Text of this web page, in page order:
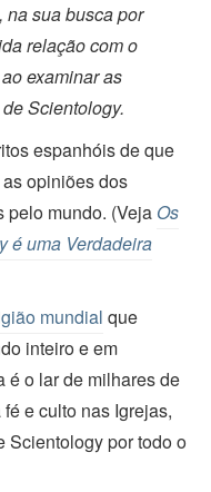
sua busca por
relação com o
examinar as
Scientology.
espanhóis de que
opiniões dos
pelo mundo. (Veja Os
é uma Verdadeira
mundial que
inteiro e em
é o lar de milhares de
e culto nas Igrejas,
Scientology por todo o